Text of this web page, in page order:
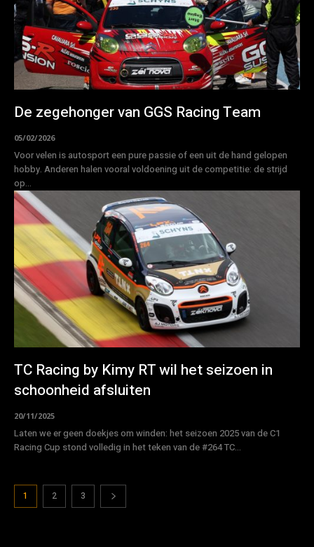
De zegehonger van GGS Racing Team
05/02/2026
Voor velen is autosport een pure passie of een uit de hand gelopen
hobby. Anderen halen vooral voldoening uit de competitie: de strijd
op...
TC Racing by Kimy RT wil het seizoen in
schoonheid afsluiten
20/11/2025
Laten we er geen doekjes om winden: het seizoen 2025 van de C1
Racing Cup stond volledig in het teken van de #264 TC...
1 2 3